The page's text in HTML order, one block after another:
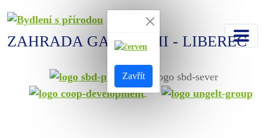
Zavřít
ZAHRADA GALLAS III - LIBEREC